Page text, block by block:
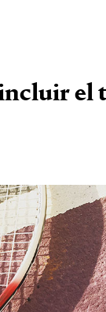
incluir el